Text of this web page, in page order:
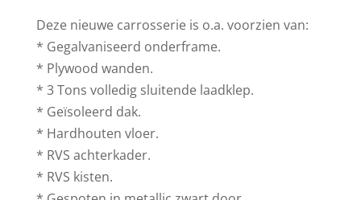
Deze nieuwe carrosserie is o.a. voorzien van:
* Gegalvaniseerd onderframe.
* Plywood wanden.
* 3 Tons volledig sluitende laadklep.
* Geïsoleerd dak.
* Hardhouten vloer.
* RVS achterkader.
* RVS kisten.